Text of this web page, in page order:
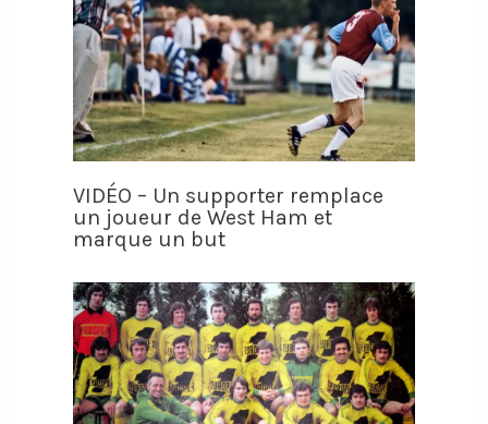
VIDÉO – Un supporter remplace
un joueur de West Ham et
marque un but